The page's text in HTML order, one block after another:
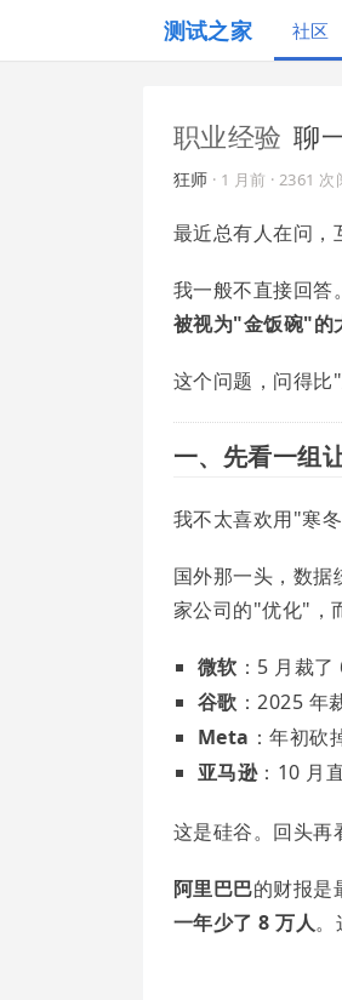
测试之家 社区
职业经验 聊
狂师 · 1 月前 · 2361 次
最近总有人在问，
我一般不直接回答
被视为"金饭碗"的
这个问题，问得比
一、先看一组
我不太喜欢用"寒
国外那一头，数
家公司的"优化"，
微软 ：5 月裁
谷歌 ：2025 年
Meta ：年初
亚马逊：10 月
这是硅谷。回头再
阿里巴巴的财报是
一年少了 8 万人。